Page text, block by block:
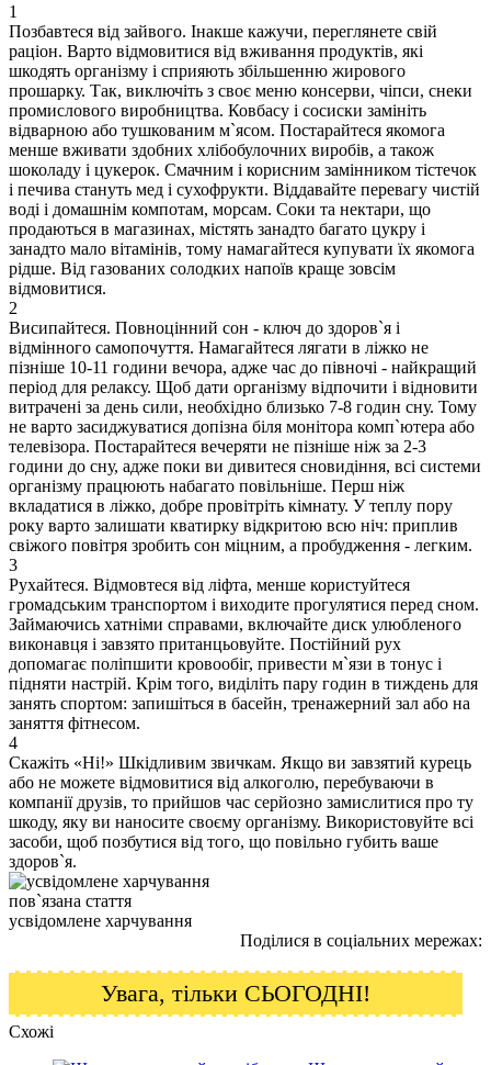
1
Позбавтеся від зайвого. Інакше кажучи, переглянете свій
раціон. Варто відмовитися від вживання продуктів, які
шкодять організму і сприяють збільшенню жирового
прошарку. Так, виключіть з своє меню консерви, чіпси, снеки
промислового виробництва. Ковбасу і сосиски замініть
відварною або тушкованим м`ясом. Постарайтеся якомога
менше вживати здобних хлібобулочних виробів, а також
шоколаду і цукерок. Смачним і корисним замінником тістечок
і печива стануть мед і сухофрукти. Віддавайте перевагу чистій
воді і домашнім компотам, морсам. Соки та нектари, що
продаються в магазинах, містять занадто багато цукру і
занадто мало вітамінів, тому намагайтеся купувати їх якомога
рідше. Від газованих солодких напоїв краще зовсім
відмовитися.
2
Висипайтеся. Повноцінний сон - ключ до здоров`я і
відмінного самопочуття. Намагайтеся лягати в ліжко не
пізніше 10-11 години вечора, адже час до півночі - найкращий
період для релаксу. Щоб дати організму відпочити і відновити
витрачені за день сили, необхідно близько 7-8 годин сну. Тому
не варто засиджуватися допізна біля монітора комп`ютера або
телевізора. Постарайтеся вечеряти не пізніше ніж за 2-3
години до сну, адже поки ви дивитеся сновидіння, всі системи
організму працюють набагато повільніше. Перш ніж
вкладатися в ліжко, добре провітріть кімнату. У теплу пору
року варто залишати кватирку відкритою всю ніч: приплив
свіжого повітря зробить сон міцним, а пробудження - легким.
3
Рухайтеся. Відмовтеся від ліфта, менше користуйтеся
громадським транспортом і виходите прогулятися перед сном.
Займаючись хатніми справами, включайте диск улюбленого
виконавця і завзято пританцьовуйте. Постійний рух
допомагає поліпшити кровообіг, привести м`язи в тонус і
підняти настрій. Крім того, виділіть пару годин в тиждень для
занять спортом: запишіться в басейн, тренажерний зал або на
заняття фітнесом.
4
Скажіть «Ні!» Шкідливим звичкам. Якщо ви завзятий курець
або не можете відмовитися від алкоголю, перебуваючи в
компанії друзів, то прийшов час серйозно замислитися про ту
шкоду, яку ви наносите своєму організму. Використовуйте всі
засоби, щоб позбутися від того, що повільно губить ваше
здоров`я.
пов`язана стаття
усвідомлене харчування
Поділися в соціальних мережах:
Увага, тільки СЬОГОДНІ!
Схожі